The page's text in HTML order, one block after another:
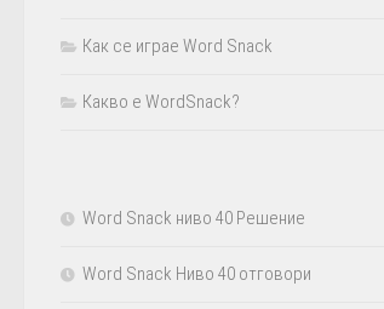
Как се играе Word Snack
Какво е WordSnack?
Word Snack ниво 40 Решение
Word Snack Ниво 40 отговори